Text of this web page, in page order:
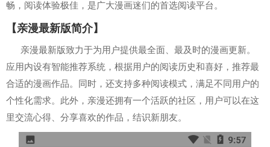
畅，阅读体验极佳，是广大漫画迷们的首选阅读平台。
【亲漫最新版简介】
亲漫最新版致力于为用户提供最全面、最及时的漫画更新。
应用内设有智能推荐系统，根据用户的阅读历史和喜好，推荐最
合适的漫画作品。同时，还支持多种阅读模式，满足不同用户的
个性化需求。此外，亲漫还拥有一个活跃的社区，用户可以在这
里交流心得、分享喜欢的作品，结识新朋友。